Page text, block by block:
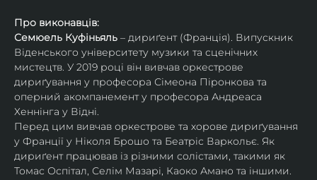
Про виконавців:
Семюель Куфіньяль – дириґент (Франція). Випускник
Віденського університету музики та сценічних
мистецтв. У 2019 році він вивчав оркестрове
дириґування у професора Сімеона Піронкова та
оперний акомпанемент у професора Андреаса
Хеннінга у Відні.
Перед цим вивчав оркестрове та хорове дириґування
у Франції у Ніколя Брошо та Беатріс Варкольє. Як
дириґент працював із різними солістами, такими як
Томас Оспітал, Селім Мазарі, Каоко Амано та іншими.